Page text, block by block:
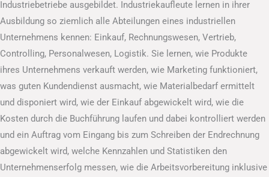
Industriebetriebe ausgebildet. Industriekaufleute lernen in ihrer
Ausbildung so ziemlich alle Abteilungen eines industriellen
Unternehmens kennen: Einkauf, Rechnungswesen, Vertrieb,
Controlling, Personalwesen, Logistik. Sie lernen, wie Produkte
ihres Unternehmens verkauft werden, wie Marketing funktioniert,
was guten Kundendienst ausmacht, wie Materialbedarf ermittelt
und disponiert wird, wie der Einkauf abgewickelt wird, wie die
Kosten durch die Buchführung laufen und dabei kontrolliert werden
und ein Auftrag vom Eingang bis zum Schreiben der Endrechnung
abgewickelt wird, welche Kennzahlen und Statistiken den
Unternehmenserfolg messen, wie die Arbeitsvorbereitung inklusive